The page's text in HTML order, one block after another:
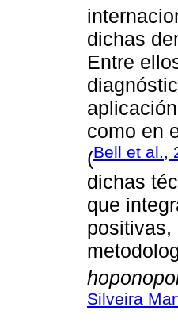
dichas
Entre
como en
(Bell et al.,
dichas
que
positivas,
Silveira